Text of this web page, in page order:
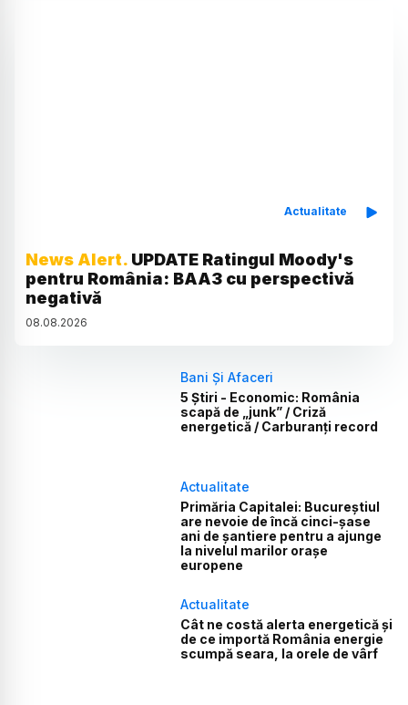
Actualitate
News Alert. UPDATE Ratingul Moody's
pentru România: BAA3 cu perspectivă
negativă
08.08.2026
Bani Și Afaceri
5 Știri - Economic: România
scapă de „junk” / Criză
energetică / Carburanți record
Actualitate
Primăria Capitalei: Bucureștiul
are nevoie de încă cinci-șase
ani de șantiere pentru a ajunge
la nivelul marilor orașe
europene
Actualitate
Cât ne costă alerta energetică și
de ce importă România energie
scumpă seara, la orele de vârf